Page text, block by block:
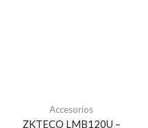
Accesorios
ZKTECO LMB120U –